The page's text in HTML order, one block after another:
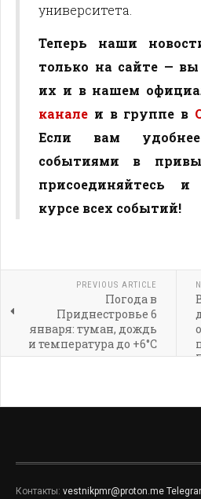
университета.
Теперь наши
только на сайте —
их и в нашем
канале и в группе в
Если вам
событиями в
присоединяйтесь и
курсе всех событий!
PREVIOUS ARTICLE
Погода в
Приднестровье 6
января: туман, дождь
и температура до +6°C
Контакты: vestnikpmr@proton.me